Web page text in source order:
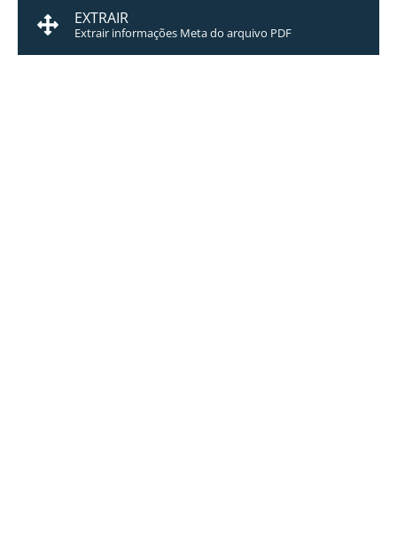
EXTRAIR
Extrair informações Meta do arquivo PDF